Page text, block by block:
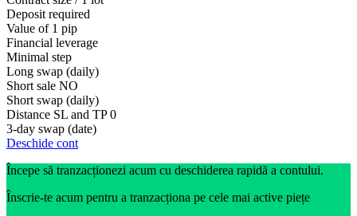
Deposit required
Value of 1 pip
Financial leverage
Minimal step
Long swap (daily)
Short sale NO
Short swap (daily)
Distance SL and TP 0
3-day swap (date)
Deschide cont
Începe să tranzacționezi acum cu deschiderea rapidă a contului.
Înscrie-te acum pentru a tranzacționa pe cele mai active piețe